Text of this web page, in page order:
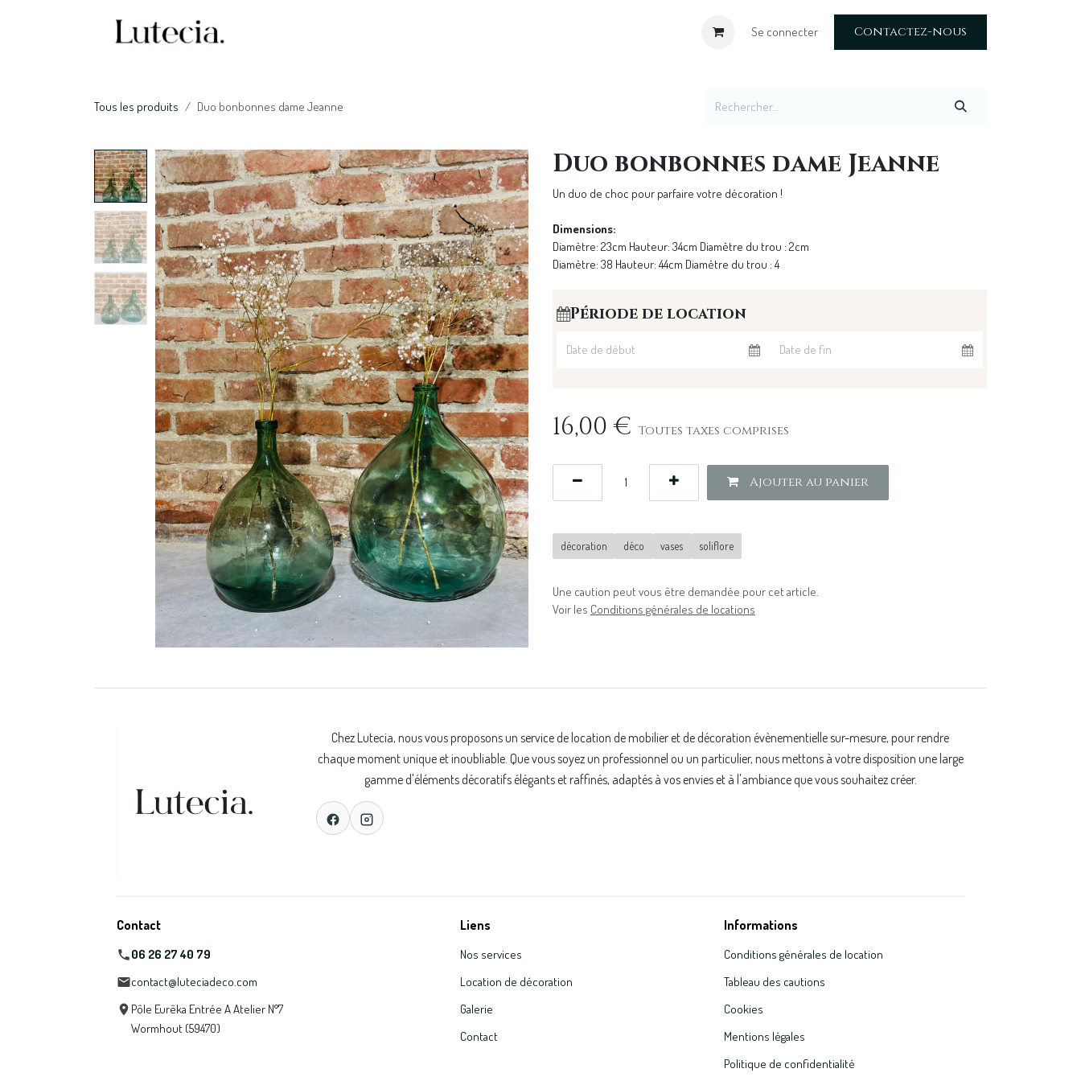
Se connecter Contactez-nous
Tous les produits Duo bonbonnes dame Jeanne
Duo bonbonnes dame Jeanne
Un duo de choc pour parfaire votre décoration !
Dimensions:
Diamètre: 23cm Hauteur: 34cm Diamètre du trou : 2cm
Diamètre: 38 Hauteur: 44cm Diamètre du trou : 4
Période de location
16,00 € Toutes taxes comprises
Ajouter au panier
décoration déco vases soliflore
Une caution peut vous être demandée pour cet article.
Voir les Conditions générales de locations
Chez Lutecia, nous vous proposons un service de location de mobilier et de décoration évènementielle sur-mesure, pour rendre
chaque moment unique et inoubliable. Que vous soyez un professionnel ou un particulier, nous mettons à votre disposition une large
gamme d'éléments décoratifs élégants et raffinés, adaptés à vos envies et à l'ambiance que vous souhaitez créer.
Contact
06 26 27 40 79
contact@luteciadeco.com
Pôle Eurêka Entrée A Atelier N°7
Wormhout (59470)
Liens
Nos services
Location de décoration
Galerie
Contact
Informations
Conditions générales de location
Tableau des cautions
Cookies
Mentions légales
Politique de confidentialité